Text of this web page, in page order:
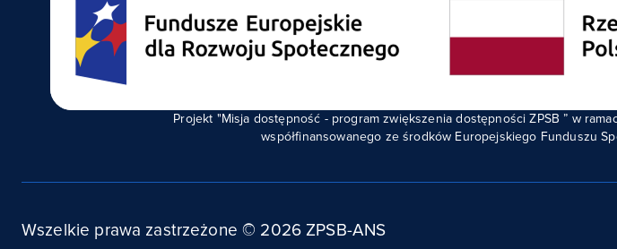
Projekt "Misja dostępność - program zwiększenia dostępności ZPSB ” w
współfinansowanego ze środków Europejskiego Funduszu
Wszelkie prawa zastrzeżone © 2026ZPSB-ANS